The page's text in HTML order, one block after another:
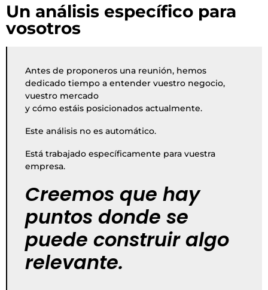
Un análisis específico para
vosotros
Antes de proponeros una reunión, hemos
dedicado tiempo a entender vuestro negocio,
vuestro mercado
y cómo estáis posicionados actualmente.
Este análisis no es automático.
Está trabajado específicamente para vuestra
empresa.
Creemos que hay
puntos donde se
puede construir algo
relevante.